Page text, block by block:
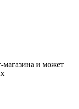
магазина и может